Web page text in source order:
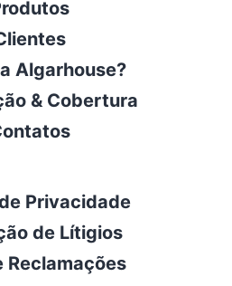
Algarhouse?
& Cobertura
Privacidade
de Lítigios
Reclamações